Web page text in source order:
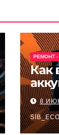
РЕМОНТ
Как
авто
8